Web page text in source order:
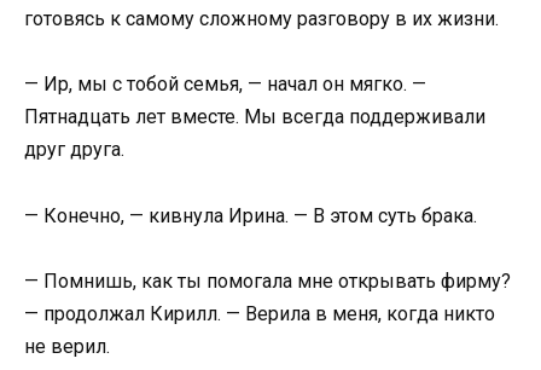
готовясь к самому сложному разговору в их жизни.
— Ир, мы с тобой семья, — начал он мягко. —
Пятнадцать лет вместе. Мы всегда поддерживали
друг друга.
— Конечно, — кивнула Ирина. — В этом суть брака.
— Помнишь, как ты помогала мне открывать фирму?
— продолжал Кирилл. — Верила в меня, когда никто
не верил.